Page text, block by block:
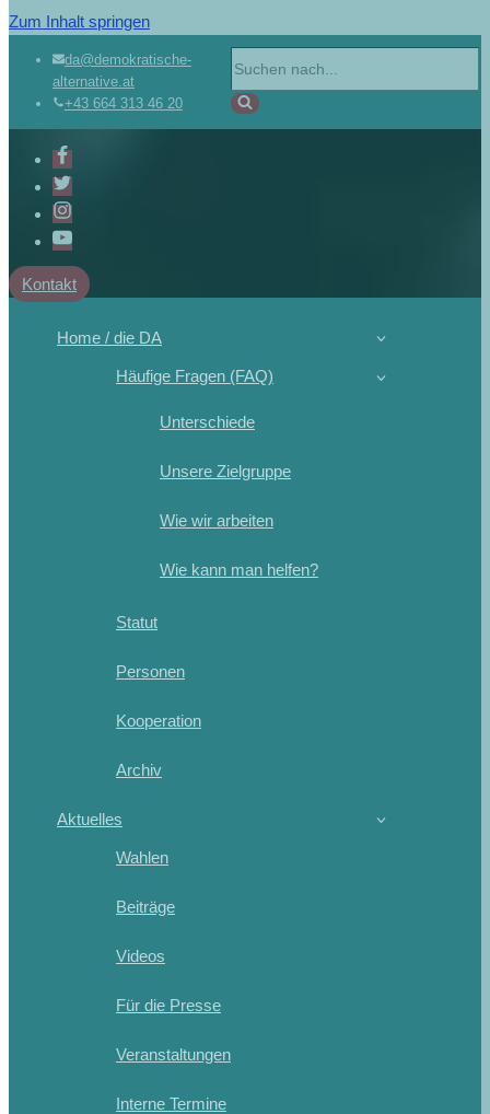
Zum Inhalt springen
da@demokratische-
alternative.at
+43 664 313 46 20
Kontakt
Home / die DA
Häufige Fragen (FAQ)
Unterschiede
Unsere Zielgruppe
Wie wir arbeiten
Wie kann man helfen?
Statut
Personen
Kooperation
Archiv
Aktuelles
Wahlen
Beiträge
Videos
Für die Presse
Veranstaltungen
Interne Termine